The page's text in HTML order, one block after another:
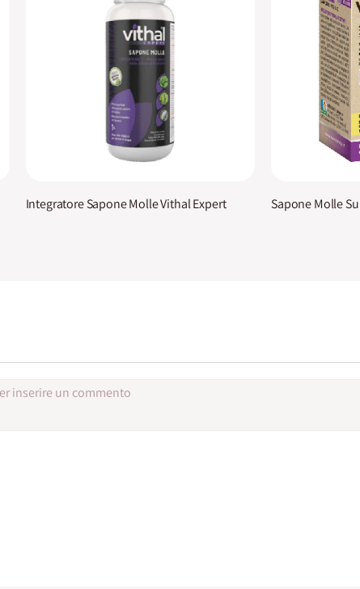
Integratore Sapone Molle Vithal Expert Sapone Molle